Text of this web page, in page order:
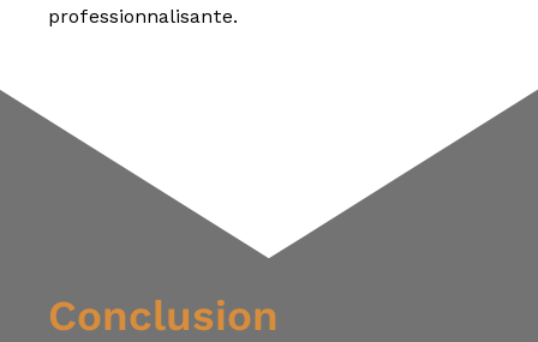
professionnalisante.
Conclusion